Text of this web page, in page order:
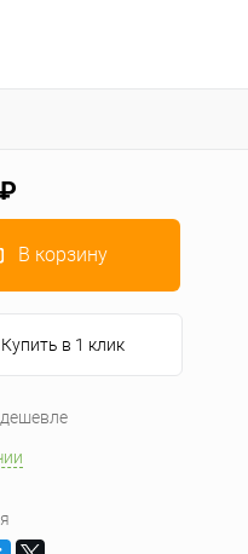
В корзину
Купить в 1 клик